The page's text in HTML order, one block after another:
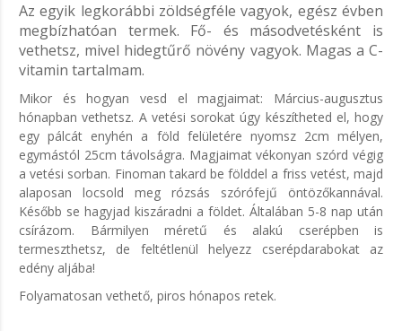
Az egyik legkorábbi zöldségféle vagyok, egész évben
megbízhatóan termek. Fő- és másodvetésként is
vethetsz, mivel hidegtűrő növény vagyok. Magas a C-
vitamin tartalmam.
Mikor és hogyan vesd el magjaimat: Március-augusztus
hónapban vethetsz. A vetési sorokat úgy készítheted el, hogy
egy pálcát enyhén a föld felületére nyomsz 2cm mélyen,
egymástól 25cm távolságra. Magjaimat vékonyan szórd végig
a vetési sorban. Finoman takard be földdel a friss vetést, majd
alaposan locsold meg rózsás szórófejű öntözőkannával.
Később se hagyjad kiszáradni a földet. Általában 5-8 nap után
csírázom. Bármilyen méretű és alakú cserépben is
termeszthetsz, de feltétlenül helyezz cserépdarabokat az
edény aljába!
Folyamatosan vethető, piros hónapos retek.